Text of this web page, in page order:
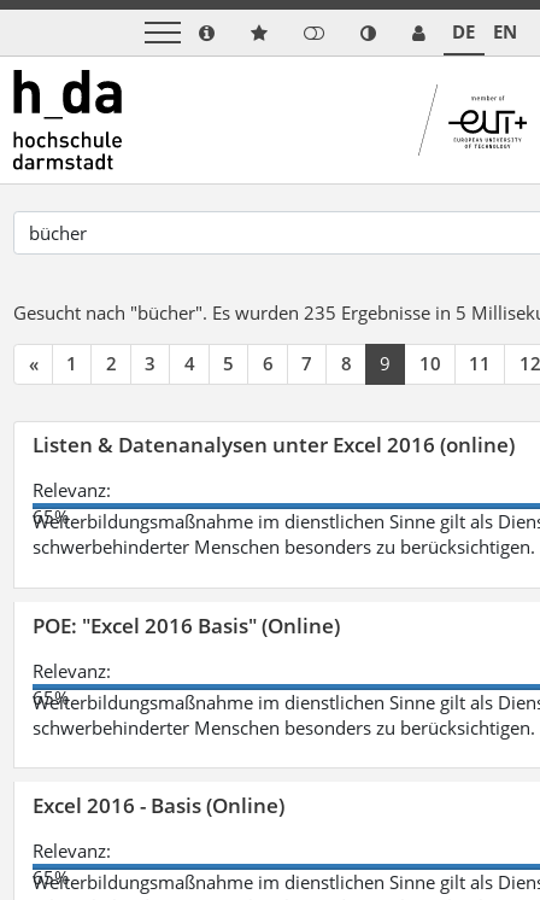
DE EN
Gesucht nach "bücher". Es wurden 235 Ergebnisse in 5
« 1 2 3 4 5 6 7 8 9 10 11 12
Listen & Datenanalysen unter Excel 2016 (online)
Relevanz:
65%
Weiterbildungsmaßnahme im dienstlichen Sinne gilt als
schwerbehinderter Menschen besonders zu berücksichtigen.
POE: "Excel 2016 Basis" (Online)
Relevanz:
65%
Weiterbildungsmaßnahme im dienstlichen Sinne gilt als
schwerbehinderter Menschen besonders zu berücksichtigen.
Excel 2016 - Basis (Online)
Relevanz:
65%
Weiterbildungsmaßnahme im dienstlichen Sinne gilt als